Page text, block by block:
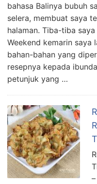
bahasa Balinya bubuh
selera, membuat saya
halaman. Tiba-tiba
Weekend kemarin saya
bahan-bahan yang
resepnya kepada
petunjuk yang …